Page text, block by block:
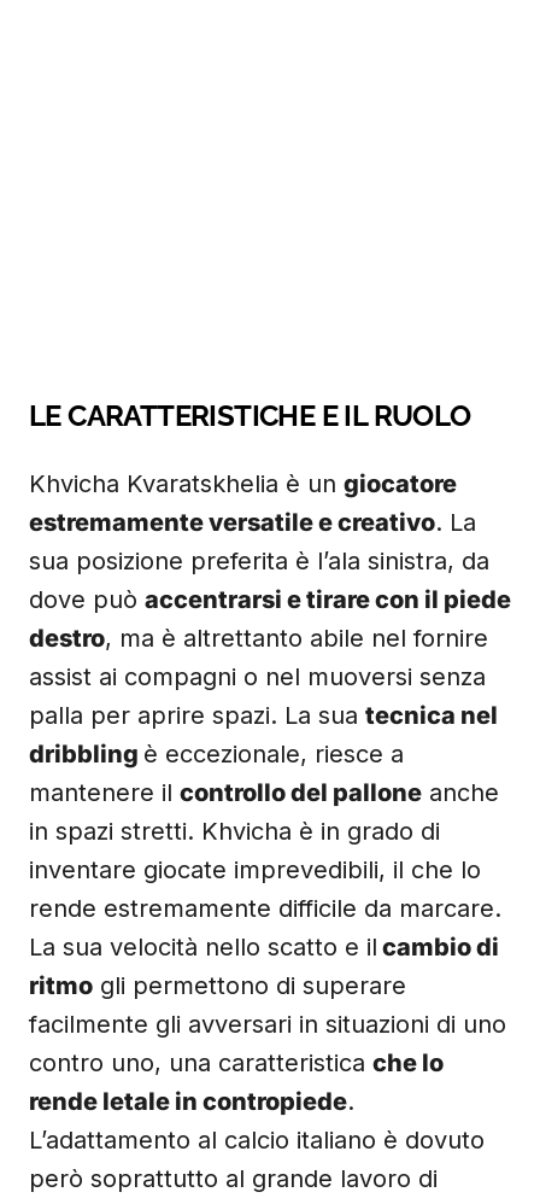
LE CARATTERISTICHE E IL RUOLO
Khvicha Kvaratskhelia è un giocatore
estremamente versatile e creativo. La
sua posizione preferita è l’ala sinistra, da
dove può accentrarsi e tirare con il piede
destro, ma è altrettanto abile nel fornire
assist ai compagni o nel muoversi senza
palla per aprire spazi. La sua tecnica nel
dribbling è eccezionale, riesce a
mantenere il controllo del pallone anche
in spazi stretti. Khvicha è in grado di
inventare giocate imprevedibili, il che lo
rende estremamente difficile da marcare.
La sua velocità nello scatto e il cambio di
ritmo gli permettono di superare
facilmente gli avversari in situazioni di uno
contro uno, una caratteristica che lo
rende letale in contropiede.
L’adattamento al calcio italiano è dovuto
però soprattutto al grande lavoro di